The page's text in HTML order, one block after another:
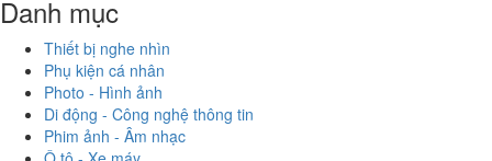
Danh mục
Thiết bị nghe nhìn
Phụ kiện cá nhân
Photo - Hình ảnh
Di động - Công nghệ thông tin
Phim ảnh - Âm nhạc